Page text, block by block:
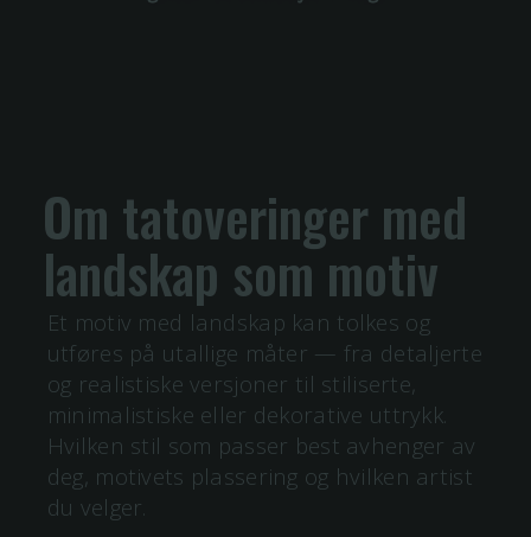
Om tatoveringer med
landskap som motiv
Et motiv med landskap kan tolkes og
utføres på utallige måter — fra detaljerte
og realistiske versjoner til stiliserte,
minimalistiske eller dekorative uttrykk.
Hvilken stil som passer best avhenger av
deg, motivets plassering og hvilken artist
du velger.